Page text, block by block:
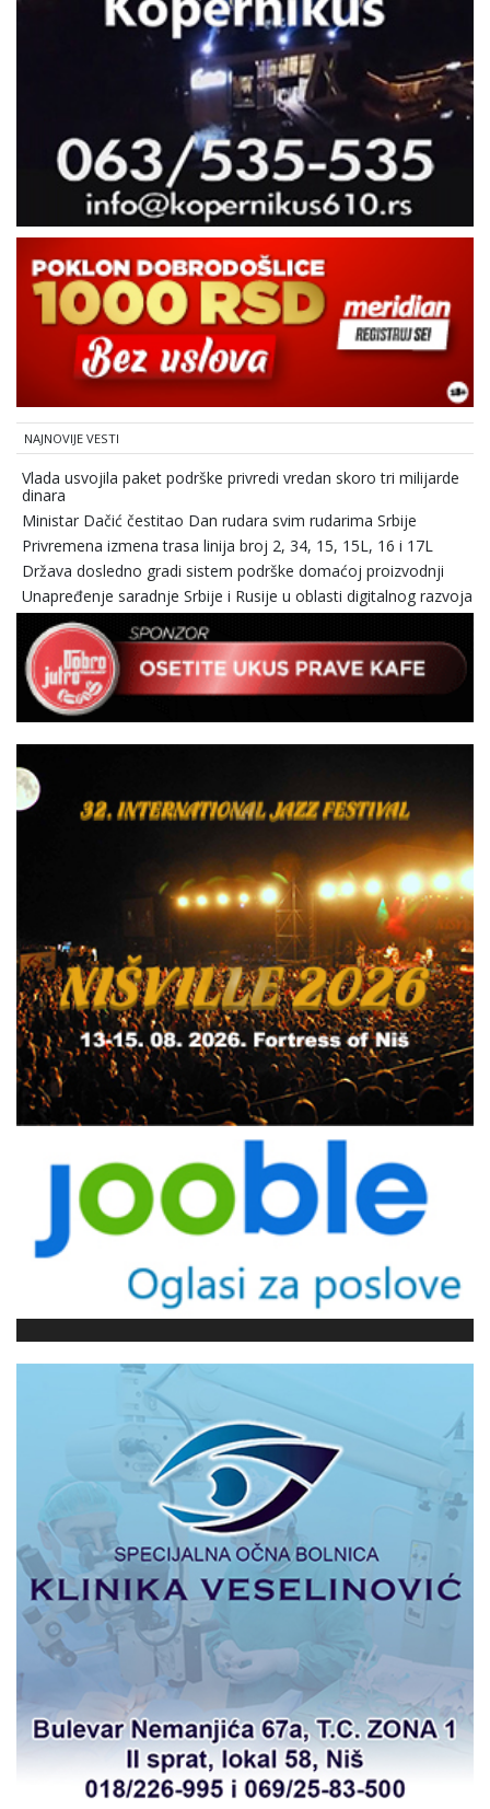
NAJNOVIJE VESTI
Vlada usvojila paket podrške privredi vredan skoro tri milijarde
dinara
Ministar Dačić čestitao Dan rudara svim rudarima Srbije
Privremena izmena trasa linija broj 2, 34, 15, 15L, 16 i 17L
Država dosledno gradi sistem podrške domaćoj proizvodnji
Unapređenje saradnje Srbije i Rusije u oblasti digitalnog razvoja